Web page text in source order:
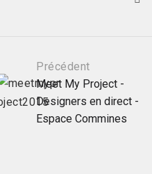
Précédent
Meet My Project -
Designers en direct -
Espace Commines